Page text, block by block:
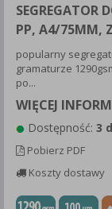
SEGREGATOR
PP, A4/75MM,
popularny
gramaturze
po...
WIĘCEJ
Dostępność: 3
Pobierz PDF
Koszty dostawy
zgoda której
Każda Państwa
momencie
Polityka
Klauzula
Lista